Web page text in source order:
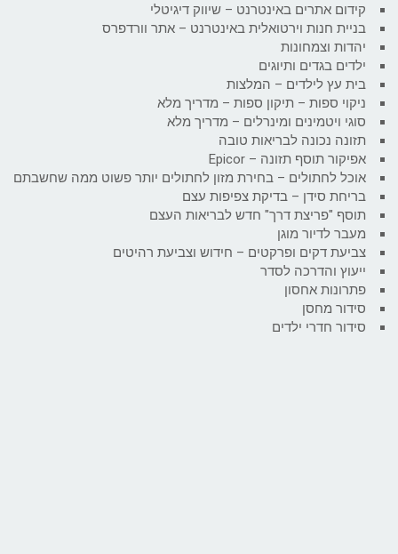
קידום אתרים באינטרנט – שיווק דיגיטלי
בניית חנות וירטואלית באינטרנט – אתר וורדפרס
יהדות וצמחונות
ילדים בגדים ותיוגים
בית עץ לילדים – המלצות
ניקוי ספות – תיקון ספות – מדריך מלא
סוגי ויטמינים ומינרלים – מדריך מלא
תזונה נכונה לבריאות טובה
אפיקור תוסף תזונה – Epicor
אוכל לחתולים – בחירת מזון לחתולים יותר פשוט ממה שחשבתם
בריחת סידן – בדיקת צפיפות עצם
תוסף "פריצת דרך" חדש לבריאות העצם
מעבר לדיור מוגן
צביעת דקים ופרקטים – חידוש וצביעת רהיטים
ייעוץ והדרכה לסדר
פתרונות אחסון
סידור מחסן
סידור חדרי ילדים